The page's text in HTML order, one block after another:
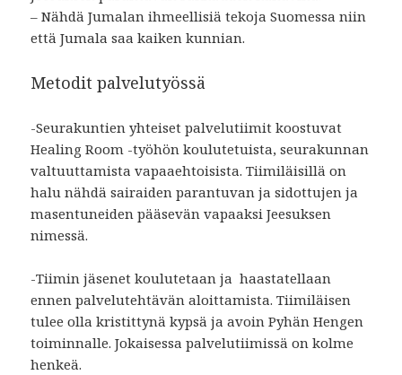
– Nähdä Jumalan ihmeellisiä tekoja Suomessa niin
että Jumala saa kaiken kunnian.
Metodit palvelutyössä
-Seurakuntien yhteiset palvelutiimit koostuvat
Healing Room -työhön koulutetuista, seurakunnan
valtuuttamista vapaaehtoisista. Tiimiläisillä on
halu nähdä sairaiden parantuvan ja sidottujen ja
masentuneiden pääsevän vapaaksi Jeesuksen
nimessä.
-Tiimin jäsenet koulutetaan ja haastatellaan
ennen palvelutehtävän aloittamista. Tiimiläisen
tulee olla kristittynä kypsä ja avoin Pyhän Hengen
toiminnalle. Jokaisessa palvelutiimissä on kolme
henkeä.